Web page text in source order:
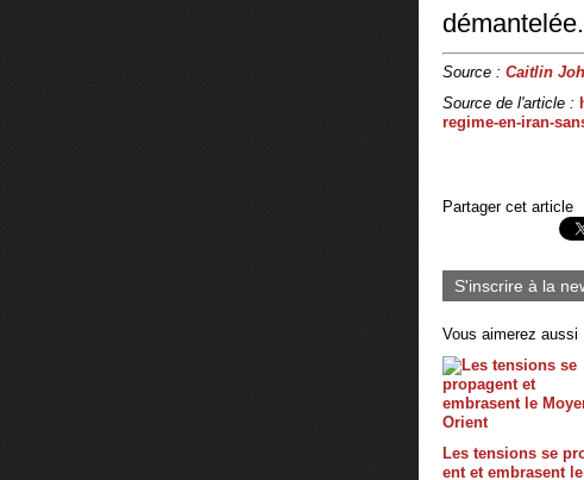
démantelée.
Source : Caitlin
Source de l'article :
regime-en-iran-
Partager cet article
S'inscrire à la
Vous aimerez aussi
Les tensions se
ent et embrasent